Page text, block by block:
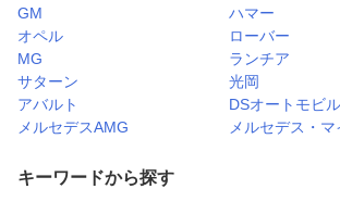
GM
ハマー
オペル
ローバー
MG
ランチア
サターン
光岡
アバルト
DSオートモビル
メルセデスAMG
メルセデス・
キーワードから探す